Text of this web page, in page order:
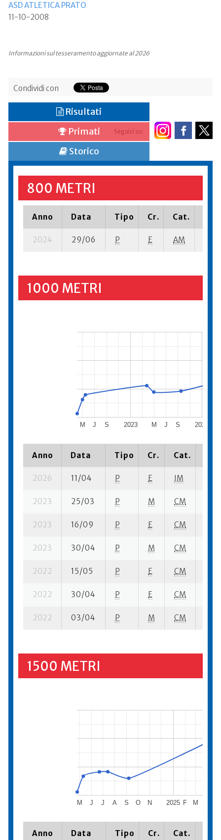
ASD ATLETICA PRATO
11-10-2008
Informazioni sul tesseramento aggiornate al 2026
Condividi con
Seguici su:
Risultati
Primati
Storico
800 METRI
Anno Data Tipo Cr. Cat.
2024 29/06 P E AM
1000 METRI
2023 2024
M J S M J S
Anno Data Tipo Cr. Cat.
2026 11/04 P E JM
2023 25/03 P M CM
2023 16/09 P E CM
2023 30/04 P M CM
2022 15/05 P E CM
2022 30/04 P E CM
2022 03/04 P M CM
1500 METRI
2025
M J J A S O N F M
Anno Data Tipo Cr. Cat.